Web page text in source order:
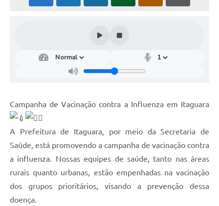
Campanha de Vacinação contra a Influenza em Itaguara
A Prefeitura de Itaguara, por meio da Secretaria de
Saúde, está promovendo a campanha de vacinação contra
a influenza. Nossas equipes de saúde, tanto nas áreas
rurais quanto urbanas, estão empenhadas na vacinação
dos grupos prioritários, visando a prevenção dessa
doença.